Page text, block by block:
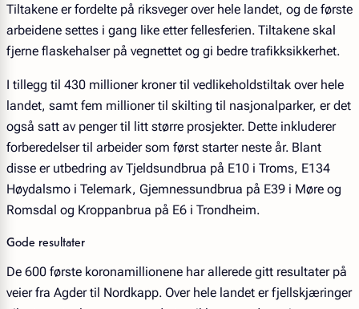
Tiltakene er fordelte på riksveger over hele landet, og de første
arbeidene settes i gang like etter fellesferien. Tiltakene skal
fjerne flaskehalser på vegnettet og gi bedre trafikksikkerhet.
I tillegg til 430 millioner kroner til vedlikeholdstiltak over hele
landet, samt fem millioner til skilting til nasjonalparker, er det
også satt av penger til litt større prosjekter. Dette inkluderer
forberedelser til arbeider som først starter neste år. Blant
disse er utbedring av Tjeldsundbrua på E10 i Troms, E134
Høydalsmo i Telemark, Gjemnessundbrua på E39 i Møre og
Romsdal og Kroppanbrua på E6 i Trondheim.
Gode resultater
De 600 første koronamillionene har allerede gitt resultater på
veier fra Agder til Nordkapp. Over hele landet er fjellskjæringer